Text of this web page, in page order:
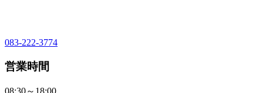
083-222-3774
営業時間
08:30～18:00